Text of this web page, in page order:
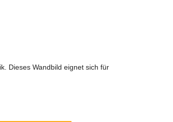
Dieses Wandbild eignet sich für